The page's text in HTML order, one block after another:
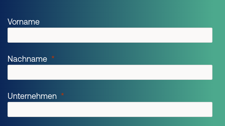
Vorname
Nachname
Unternehmen